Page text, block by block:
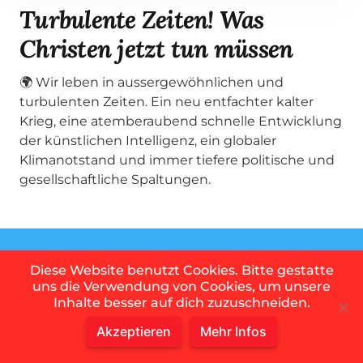
Turbulente Zeiten! Was
Christen jetzt tun müssen
🌍 Wir leben in aussergewöhnlichen und
turbulenten Zeiten. Ein neu entfachter kalter
Krieg, eine atemberaubend schnelle Entwicklung
der künstlichen Intelligenz, ein globaler
Klimanotstand und immer tiefere politische und
gesellschaftliche Spaltungen.
Spannend!
Weitere Videos von Gabriel findest du auf seinem
YouTube Kanal.
Diese Website benutzt Cookies. Bitte gestatte
uns die Verwendung von Cookies, um unsere
Inhalte besser auf dich zuzuschneiden.
Akzeptieren Mehr Infos